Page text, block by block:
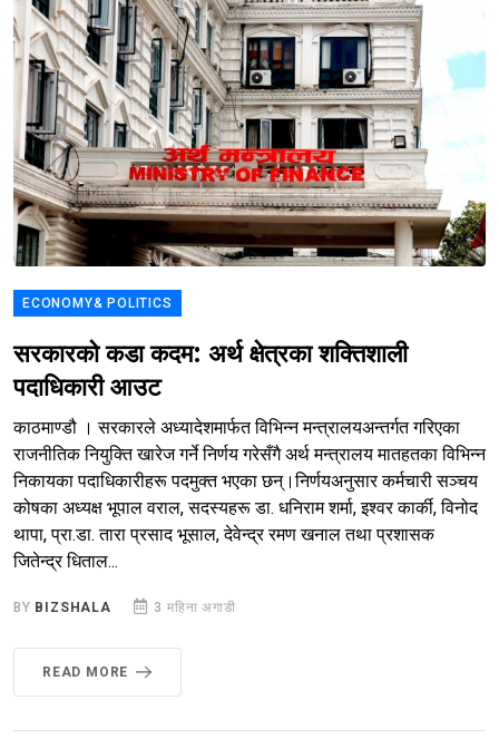
ECONOMY& POLITICS
सरकारको कडा कदम: अर्थ क्षेत्रका शक्तिशाली
पदाधिकारी आउट
काठमाण्डौ । सरकारले अध्यादेशमार्फत विभिन्न मन्त्रालयअन्तर्गत गरिएका
राजनीतिक नियुक्ति खारेज गर्ने निर्णय गरेसँगै अर्थ मन्त्रालय मातहतका विभिन्न
निकायका पदाधिकारीहरू पदमुक्त भएका छन्।निर्णयअनुसार कर्मचारी सञ्चय
कोषका अध्यक्ष भूपाल वराल, सदस्यहरू डा. धनिराम शर्मा, इश्वर कार्की, विनोद
थापा, प्रा.डा. तारा प्रसाद भूसाल, देवेन्द्र रमण खनाल तथा प्रशासक
जितेन्द्र धिताल...
BY BIZSHALA 3 महिना अगाडी
READ MORE